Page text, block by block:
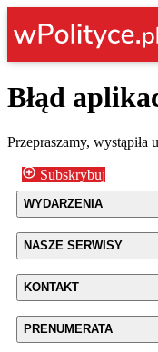
Błąd
Przepraszamy, wystąpiła
Subskrybuj
WYDARZENIA
NASZE SERWISY
KONTAKT
PRENUMERATA